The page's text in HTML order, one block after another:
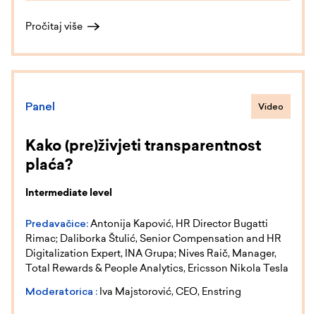
Pročitaj više
Panel Video
Kako (pre)živjeti transparentnost
plaća?
Intermediate level
Predavačice:Antonija Kapović, HR Director Bugatti
Rimac; Daliborka Štulić, Senior Compensation and HR
Digitalization Expert, INA Grupa; Nives Raič, Manager,
Total Rewards & People Analytics, Ericsson Nikola Tesla
Moderatorica : Iva Majstorović, CEO, Enstring